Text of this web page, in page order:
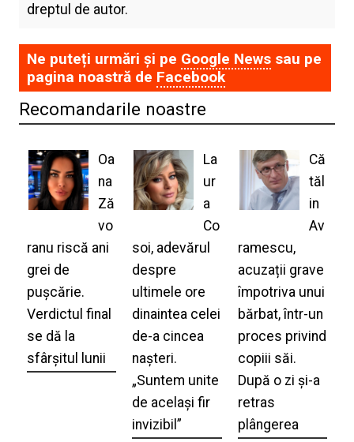
dreptul de autor.
Ne puteți urmări și pe Google Newssau pe
pagina noastră de Facebook
Recomandarile noastre
Oa
na
Ză
vo
ranu riscă ani
grei de
pușcărie.
Verdictul final
se dă la
sfârșitul lunii
La
ur
a
Co
soi, adevărul
despre
ultimele ore
dinaintea celei
de-a cincea
nașteri.
„Suntem unite
de același fir
invizibil”
Că
tăl
in
Av
ramescu,
acuzații grave
împotriva unui
bărbat, într-un
proces privind
copiii săi.
După o zi și-a
retras
plângerea